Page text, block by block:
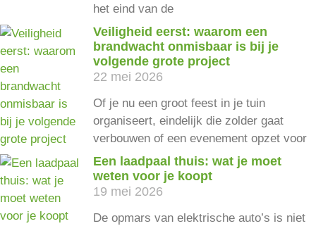
het eind van de
Veiligheid eerst: waarom een
brandwacht onmisbaar is bij je
volgende grote project
22 mei 2026
Of je nu een groot feest in je tuin
organiseert, eindelijk die zolder gaat
verbouwen of een evenement opzet voor
Een laadpaal thuis: wat je moet
weten voor je koopt
19 mei 2026
De opmars van elektrische auto’s is niet